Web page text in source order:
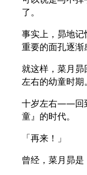
了。
事实上，昴地记
重要的面孔逐渐
就这样，菜月
左右的幼童时期。
十岁左右——回
童』的时代。
「再来！」
曾经，菜月昴是